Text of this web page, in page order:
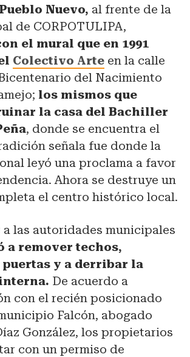
Nuevo, al frente de la
de CORPOTULIPA,
el mural que en 1991
Colectivo Arte en la calle
del Nacimiento
los mismos que
la casa del Bachiller
, donde se encuentra el
señala fue donde la
leyó una proclama a favor
Ahora se destruye un
el centro histórico local.
las autoridades municipales
a remover techos,
y a derribar la
De acuerdo a
con el recién posicionado
Falcón, abogado
González, los propietarios
con un permiso de